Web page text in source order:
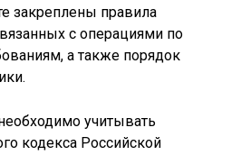
закреплены правила
с операциями по
а также порядок
учитывать
кодекса Российской